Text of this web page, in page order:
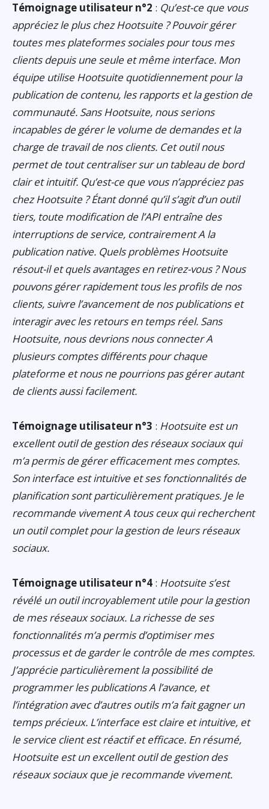
Témoignage utilisateur n°2 : Qu’est-ce que vous
appréciez le plus chez Hootsuite ? Pouvoir gérer
toutes mes plateformes sociales pour tous mes
clients depuis une seule et même interface. Mon
équipe utilise Hootsuite quotidiennement pour la
publication de contenu, les rapports et la gestion de
communauté. Sans Hootsuite, nous serions
incapables de gérer le volume de demandes et la
charge de travail de nos clients. Cet outil nous
permet de tout centraliser sur un tableau de bord
clair et intuitif. Qu’est-ce que vous n’appréciez pas
chez Hootsuite ? Étant donné qu’il s’agit d’un outil
tiers, toute modification de l’API entraîne des
interruptions de service, contrairement A la
publication native. Quels problèmes Hootsuite
résout-il et quels avantages en retirez-vous ? Nous
pouvons gérer rapidement tous les profils de nos
clients, suivre l’avancement de nos publications et
interagir avec les retours en temps réel. Sans
Hootsuite, nous devrions nous connecter A
plusieurs comptes différents pour chaque
plateforme et nous ne pourrions pas gérer autant
de clients aussi facilement.
Témoignage utilisateur n°3 : Hootsuite est un
excellent outil de gestion des réseaux sociaux qui
m’a permis de gérer efficacement mes comptes.
Son interface est intuitive et ses fonctionnalités de
planification sont particulièrement pratiques. Je le
recommande vivement A tous ceux qui recherchent
un outil complet pour la gestion de leurs réseaux
sociaux.
Témoignage utilisateur n°4 : Hootsuite s’est
révélé un outil incroyablement utile pour la gestion
de mes réseaux sociaux. La richesse de ses
fonctionnalités m’a permis d’optimiser mes
processus et de garder le contrôle de mes comptes.
J’apprécie particulièrement la possibilité de
programmer les publications A l’avance, et
l’intégration avec d’autres outils m’a fait gagner un
temps précieux. L’interface est claire et intuitive, et
le service client est réactif et efficace. En résumé,
Hootsuite est un excellent outil de gestion des
réseaux sociaux que je recommande vivement.